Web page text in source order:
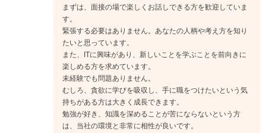
まずは、面接の場で楽しくお話しできる方を歓迎していま
す。
緊張する必要はありません。あなたの人柄や考え方を知り
たいと思っています。
また、ITに興味があり、新しいことを学ぶことを前向きに
楽しめる方を求めています。
未経験でも問題ありません。
むしろ、貪欲に学びを吸収し、手に職をつけたいという気
持ちがある方は大きく成長できます。
勉強が好き、知識を深めることが苦にならないという方
は、当社の環境と非常に相性が良いです。